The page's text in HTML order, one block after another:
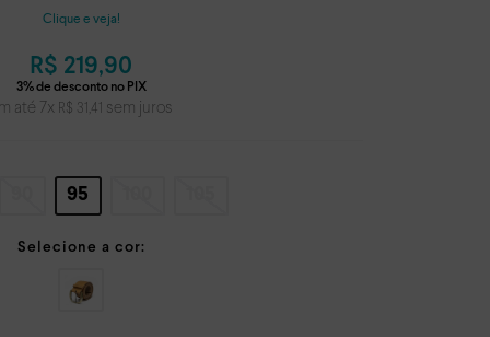
Clique e veja!
R$ 219,90
até 7x R$ 31 ,41 sem juros
95